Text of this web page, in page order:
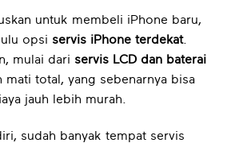
untuk membeli iPhone baru,
opsi servis iPhone terdekat.
mulai dari servis LCD dan baterai
mati total, yang sebenarnya bisa
jauh lebih murah.
sudah banyak tempat servis